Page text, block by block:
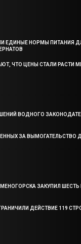
ЕДИНЫЕ НОРМЫ ПИТАНИЯ
ЧТО ЦЕНЫ СТАЛИ РАСТИ
ВОДНОГО
ЗА ВЫМОГАТЕЛЬСТВО
ЗАКУПИЛ
ДЕЙСТВИЕ 119